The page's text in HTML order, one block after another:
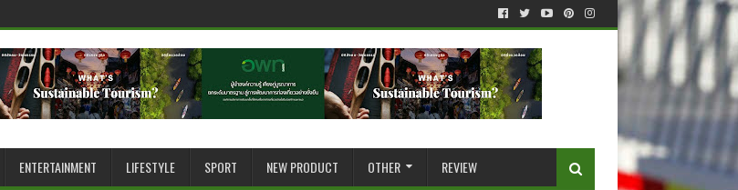
ENTERTAINMENT LIFESTYLE SPORT NEW PRODUCT OTHER REVIEW